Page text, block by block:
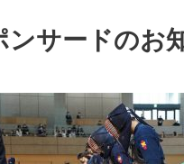
ンサードのお